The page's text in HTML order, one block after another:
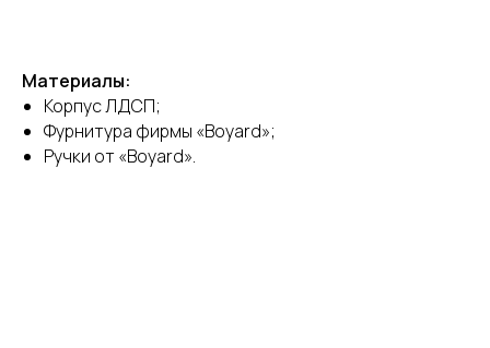
Материалы:
Корпус ЛДСП;
Фурнитура фирмы «Boyard»;
Ручки от «Boyard».